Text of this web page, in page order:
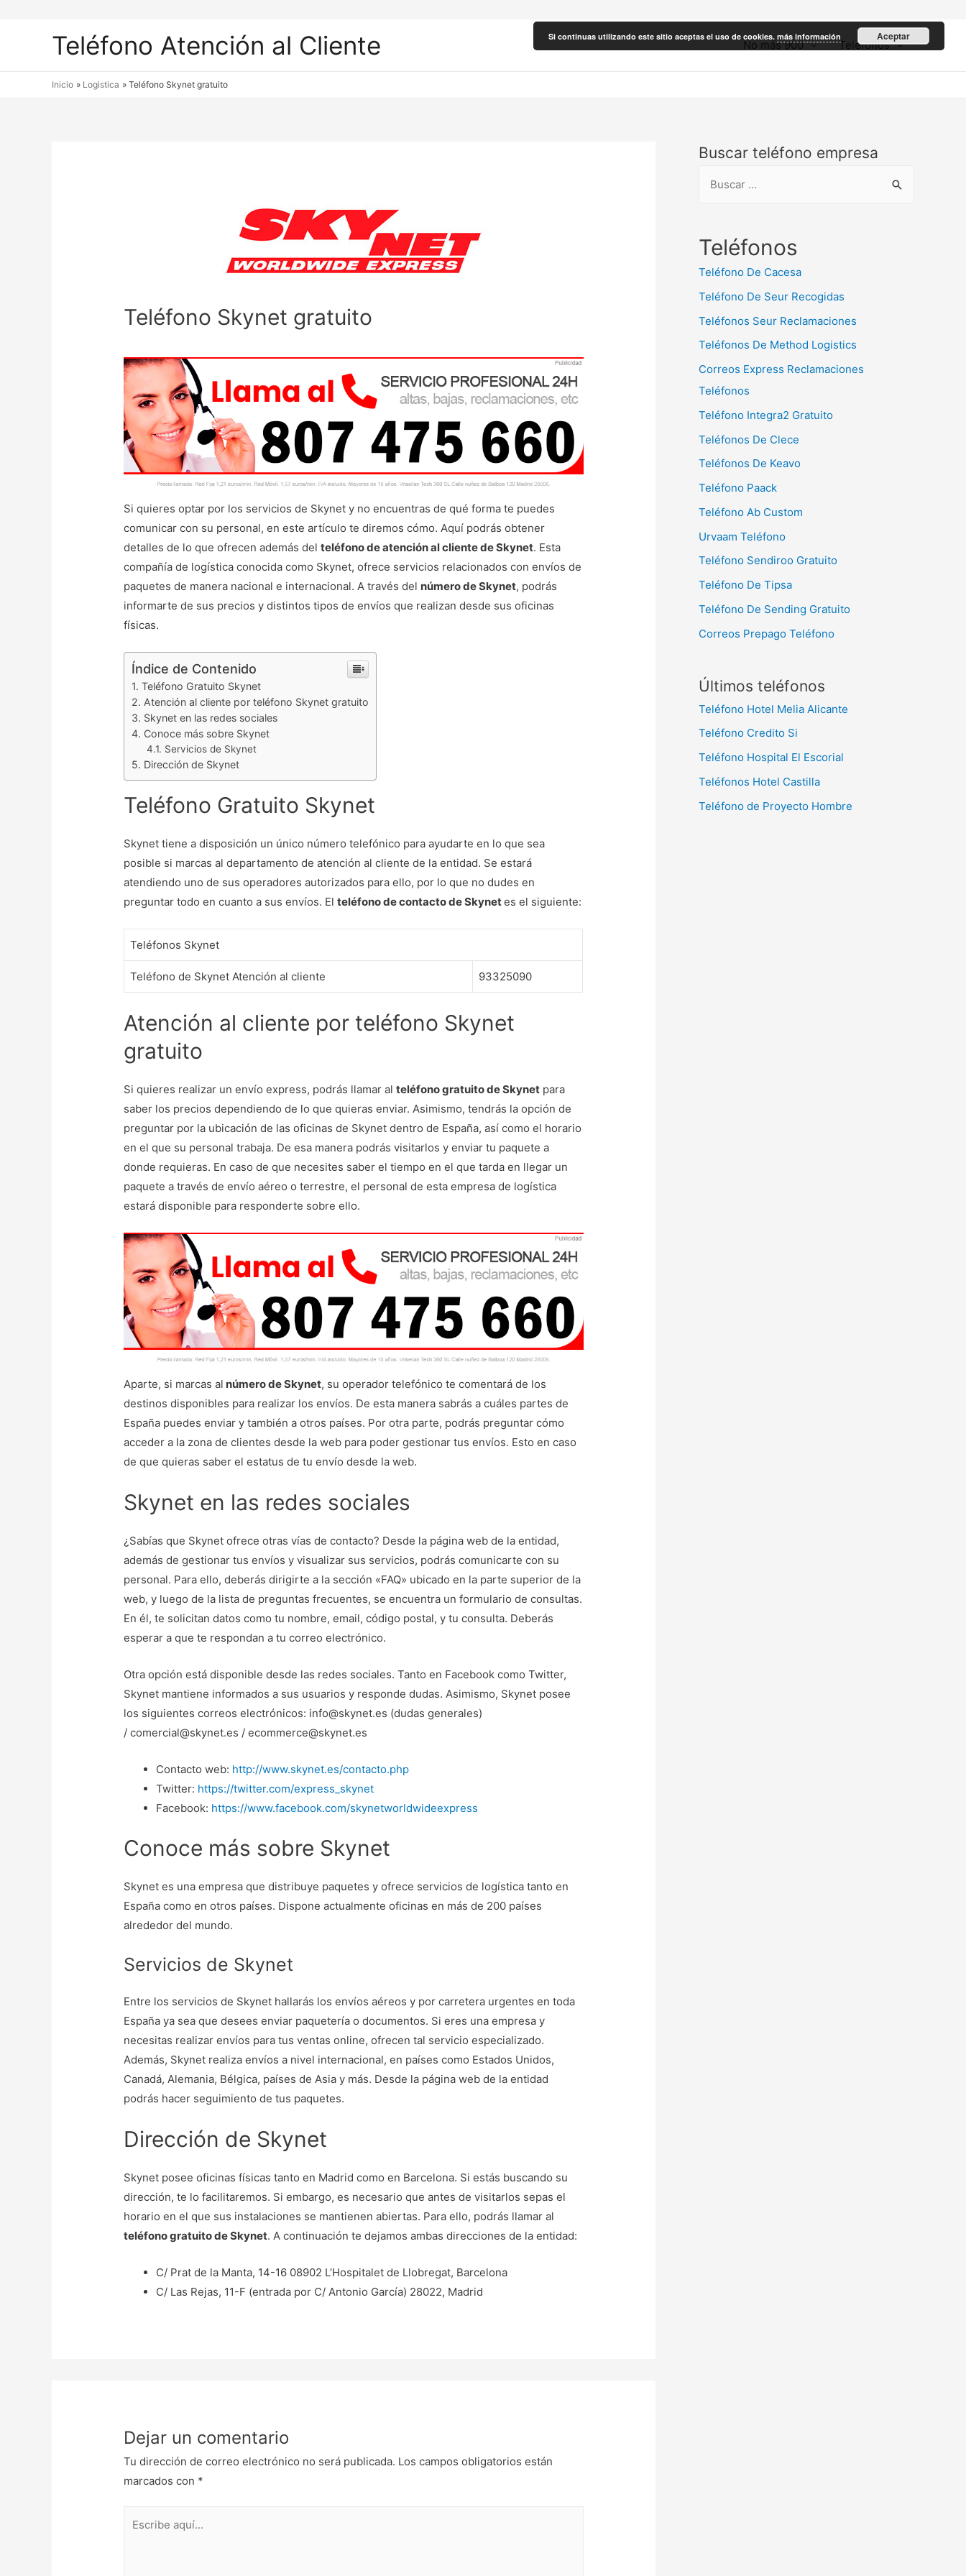
Teléfono Atención al Cliente No más 900 Teléfonos
Inicio Logistica Teléfono Skynet gratuito
Teléfono Skynet gratuito
Si quieres optar por los servicios de Skynet y no encuentras de qué forma te puedes
comunicar con su personal, en este artículo te diremos cómo. Aquí podrás obtener
detalles de lo que ofrecen además delteléfono de atención al cliente de Skynet. Esta
compañía de logística conocida como Skynet, ofrece servicios relacionados con envíos de
paquetes de manera nacional e internacional. A través del número de Skynet, podrás
informarte de sus precios y distintos tipos de envíos que realizan desde sus oficinas
físicas.
Índice de Contenido
Teléfono Gratuito Skynet
Atención al cliente por teléfono Skynet gratuito
Skynet en las redes sociales
Conoce más sobre Skynet
Servicios de Skynet
Dirección de Skynet
Teléfono Gratuito Skynet
Skynet tiene a disposición un único número telefónico para ayudarte en lo que sea
posible si marcas al departamento de atención al cliente de la entidad. Se estará
atendiendo uno de sus operadores autorizados para ello, por lo que no dudes en
preguntar todo en cuanto a sus envíos. Elteléfono de contacto de Skynetes el siguiente:
Teléfonos Skynet
Teléfono de Skynet Atención al cliente 93325090
Atención al cliente por teléfono Skynet
gratuito
Si quieres realizar un envío express, podrás llamar alteléfono gratuito de Skynet para
saber los precios dependiendo de lo que quieras enviar. Asimismo, tendrás la opción de
preguntar por la ubicación de las oficinas de Skynet dentro de España, así como el horario
en el que su personal trabaja. De esa manera podrás visitarlos y enviar tu paquete a
donde requieras. En caso de que necesites saber el tiempo en el que tarda en llegar un
paquete a través de envío aéreo o terrestre, el personal de esta empresa de logística
estará disponible para responderte sobre ello.
Aparte, si marcas al número de Skynet, su operador telefónico te comentará de los
destinos disponibles para realizar los envíos. De esta manera sabrás a cuáles partes de
España puedes enviar y también a otros países. Por otra parte, podrás preguntar cómo
acceder a la zona de clientes desde la web para poder gestionar tus envíos. Esto en caso
de que quieras saber el estatus de tu envío desde la web.
Skynet en las redes sociales
¿Sabías que Skynet ofrece otras vías de contacto? Desde la página web de la entidad,
además de gestionar tus envíos y visualizar sus servicios, podrás comunicarte con su
personal. Para ello, deberás dirigirte a la sección «FAQ» ubicado en la parte superior de la
web, y luego de la lista de preguntas frecuentes, se encuentra un formulario de consultas.
En él, te solicitan datos como tu nombre, email, código postal, y tu consulta. Deberás
esperar a que te respondan a tu correo electrónico.
Otra opción está disponible desde las redes sociales. Tanto en Facebook como Twitter,
Skynet mantiene informados a sus usuarios y responde dudas. Asimismo, Skynet posee
los siguientes correos electrónicos: info@skynet.es (dudas generales)
/ comercial@skynet.es / ecommerce@skynet.es
Contacto web: http://www.skynet.es/contacto.php
Twitter: https://twitter.com/express_skynet
Facebook: https://www.facebook.com/skynetworldwideexpress
Conoce más sobre Skynet
Skynet es una empresa que distribuye paquetes y ofrece servicios de logística tanto en
España como en otros países. Dispone actualmente oficinas en más de 200 países
alrededor del mundo.
Servicios de Skynet
Entre los servicios de Skynet hallarás los envíos aéreos y por carretera urgentes en toda
España ya sea que desees enviar paquetería o documentos. Si eres una empresa y
necesitas realizar envíos para tus ventas online, ofrecen tal servicio especializado.
Además, Skynet realiza envíos a nivel internacional, en países como Estados Unidos,
Canadá, Alemania, Bélgica, países de Asia y más. Desde la página web de la entidad
podrás hacer seguimiento de tus paquetes.
Dirección de Skynet
Skynet posee oficinas físicas tanto en Madrid como en Barcelona. Si estás buscando su
dirección, te lo facilitaremos. Si embargo, es necesario que antes de visitarlos sepas el
horario en el que sus instalaciones se mantienen abiertas. Para ello, podrás llamar al
teléfono gratuito de Skynet. A continuación te dejamos ambas direcciones de la entidad:
C/ Prat de la Manta, 14-16 08902 L’Hospitalet de Llobregat, Barcelona
C/ Las Rejas, 11-F (entrada por C/ Antonio García) 28022, Madrid
Dejar un comentario
Tu dirección de correo electrónico no será publicada. Los campos obligatorios están
marcados con *
Buscar teléfono empresa
c
Teléfonos
Teléfono De Cacesa
Teléfono De Seur Recogidas
Teléfonos Seur Reclamaciones
Teléfonos De Method Logistics
Correos Express Reclamaciones
Teléfonos
Teléfono Integra2 Gratuito
Teléfonos De Clece
Teléfonos De Keavo
Teléfono Paack
Teléfono Ab Custom
Urvaam Teléfono
Teléfono Sendiroo Gratuito
Teléfono De Tipsa
Teléfono De Sending Gratuito
Correos Prepago Teléfono
Últimos teléfonos
Teléfono Hotel Melia Alicante
Teléfono Credito Si
Teléfono Hospital El Escorial
Teléfonos Hotel Castilla
Teléfono de Proyecto Hombre
Si continuas utilizando este sitio aceptas el uso de cookies. más información Aceptar